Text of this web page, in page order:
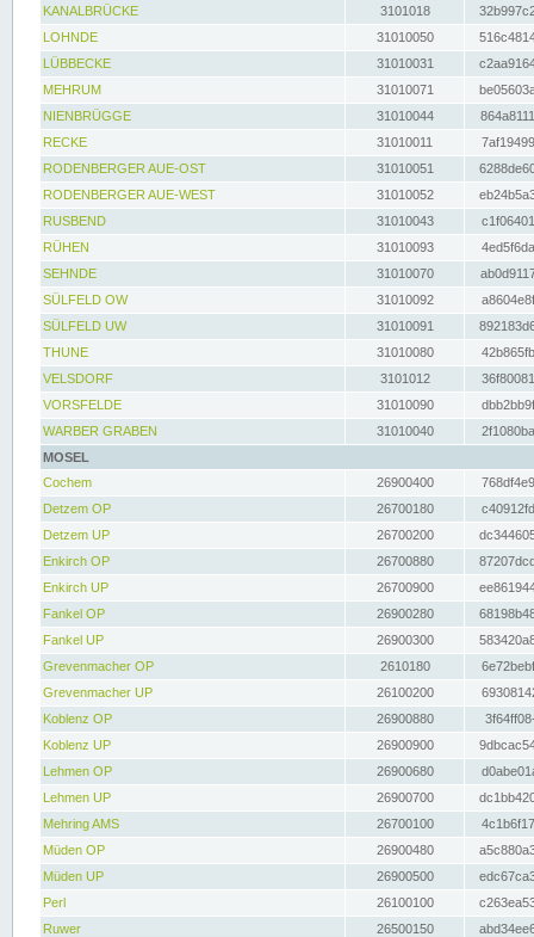
KANALBRÜCKE
3101018
LOHNDE
31010050
LÜBBECKE
31010031
MEHRUM
31010071
NIENBRÜGGE
31010044
RECKE
31010011
RODENBERGER AUE-OST
31010051
RODENBERGER AUE-WEST
31010052
RUSBEND
31010043
RÜHEN
31010093
SEHNDE
31010070
SÜLFELD OW
31010092
SÜLFELD UW
31010091
THUNE
31010080
VELSDORF
3101012
VORSFELDE
31010090
WARBER GRABEN
31010040
MOSEL
Cochem
26900400
Detzem OP
26700180
Detzem UP
26700200
Enkirch OP
26700880
Enkirch UP
26700900
Fankel OP
26900280
Fankel UP
26900300
Grevenmacher OP
2610180
Grevenmacher UP
26100200
Koblenz OP
26900880
Koblenz UP
26900900
Lehmen OP
26900680
Lehmen UP
26900700
Mehring AMS
26700100
Müden OP
26900480
Müden UP
26900500
Perl
26100100
Ruwer
26500150